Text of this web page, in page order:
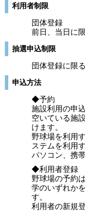
利用者制限
団体登録
前日、当日に
抽選申込制限
団体登録に限る
申込方法
◆予約
施設利用の申
空いている施
けます。
野球場を利用
ステムを利用
パソコン、携
◆利用者登録
野球場の予約
学のいずれか
す。
利用者の新規